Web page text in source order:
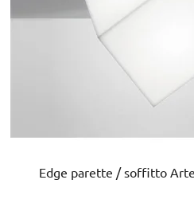
Edge parette / soffitto